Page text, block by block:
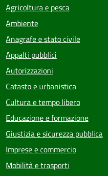
Agricoltura e pesca
Ambiente
Anagrafe e stato civile
Appalti pubblici
Autorizzazioni
Catasto e urbanistica
Cultura e tempo libero
Educazione e formazione
Giustizia e sicurezza pubblica
Imprese e commercio
Mobilità e trasporti